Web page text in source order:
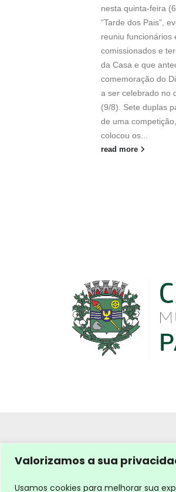
Valorizamos a sua
Usamos cookies para melhorar sua
nesta quinta-feira
“Tarde dos Pais”,
reuniu funcionários
comissionados e
da Casa e que
comemoração do
a ser celebrado no
(9/8). Sete duplas
de uma
colocou os...
read more